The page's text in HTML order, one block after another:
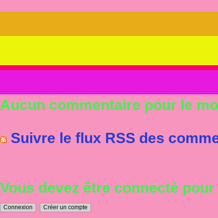
Aucun commentaire pour le
Suivre le flux RSS des
Vous devez être connecté